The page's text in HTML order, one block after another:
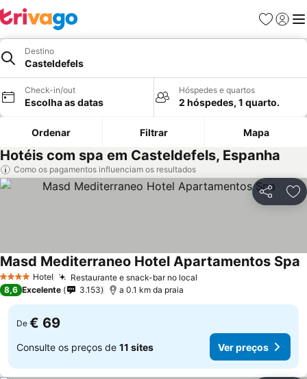
Favoritos
Iniciar
Destino
Casteldefels
Check-in/out
Escolha as datas
Hóspedes e quartos
2 hóspedes, 1 quarto.
Ordenar Filtrar Mapa
Hotéis com spa em Casteldefels, Espanha
Como os pagamentos influenciam os resultados
Partilhar
4 EstrelasHotel Restaurante e snack-bar no local
Masd Mediterraneo Hotel Apartamentos Spa
8,6 Excelente 3.153 a 0.1 km da praia
De € 69
Consulte os preços de 11 sites Ver preços